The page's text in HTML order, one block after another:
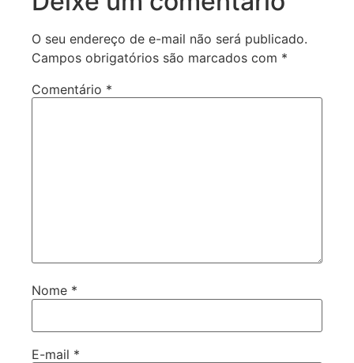
O seu endereço de e-mail não será publicado.
Campos obrigatórios são marcados com *
Comentário *
Nome *
E-mail *